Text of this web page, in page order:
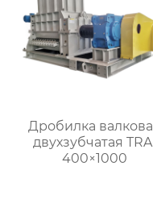
Дробилка
двухзубчатая
400×1000